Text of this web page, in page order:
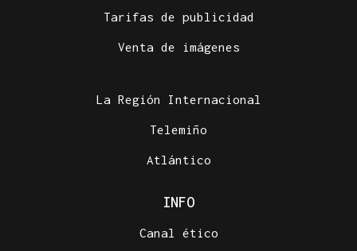
Tarifas de publicidad
Venta de imágenes
La Región Internacional
Telemiño
Atlántico
INFO
Canal ético